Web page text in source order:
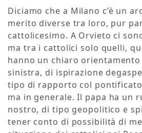
Diciamo che a Milano c’è un
merito diverse tra loro, pur
cattolicesimo. A Orvieto ci
ma tra i cattolici solo quelli,
hanno un chiaro
sinistra, di ispirazione
tipo di rapporto col
ma in generale. Il papa ha un
nostro, di tipo geopolitico e
tener conto di possibilità di